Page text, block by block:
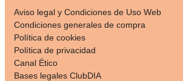
Aviso legal y Condiciones de Uso Web
Condiciones generales de compra
Política de cookies
Política de privacidad
Canal Ético
Bases legales ClubDIA